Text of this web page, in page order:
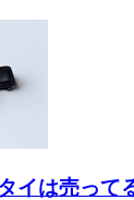
イは売って